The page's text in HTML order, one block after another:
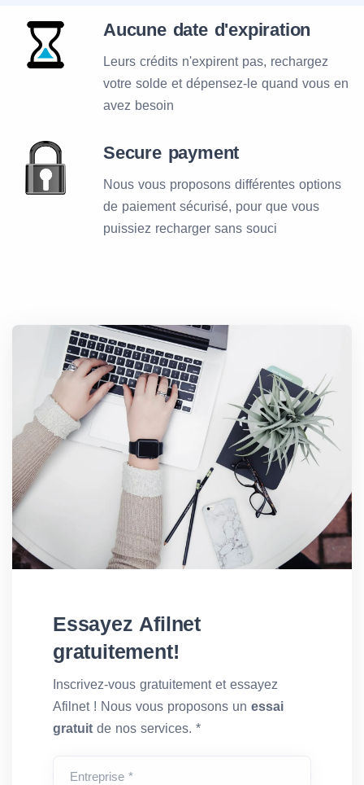
Aucune date d'expiration
Leurs crédits n'expirent pas, rechargez
votre solde et dépensez-le quand vous en
avez besoin
Secure payment
Nous vous proposons différentes options
de paiement sécurisé, pour que vous
puissiez recharger sans souci
Essayez Afilnet
gratuitement!
Inscrivez-vous gratuitement et essayez
Afilnet ! Nous vous proposons un essai
gratuit de nos services. *
Entreprise *